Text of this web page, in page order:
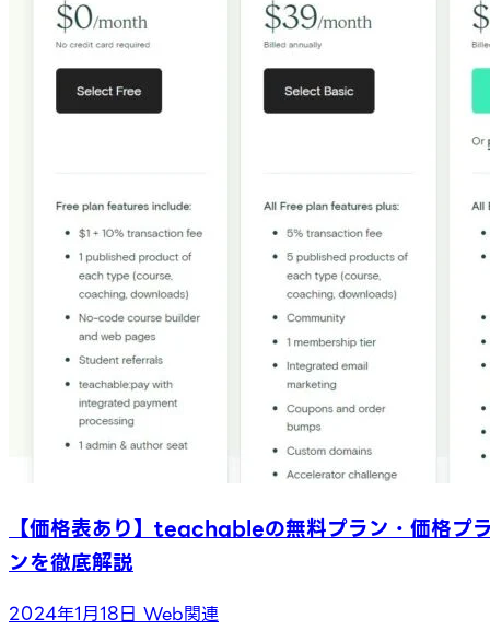
【価格表あり】teachableの無料プラン・価格プ
ンを徹底解説
2024年1月18日 Web関連